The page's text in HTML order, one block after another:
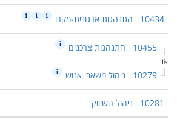
10434 התנהגות ארגונית-מקרו
10455 התנהגות צרכנים
או
10279 ניהול משאבי אנוש
10281 ניהול השיווק